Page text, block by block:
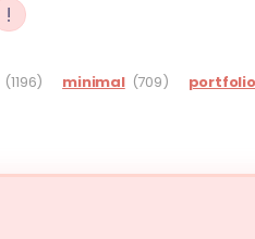
!
(1196) minimal (709) portfolio